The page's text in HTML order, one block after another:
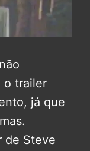
o trailer
já que
de Steve